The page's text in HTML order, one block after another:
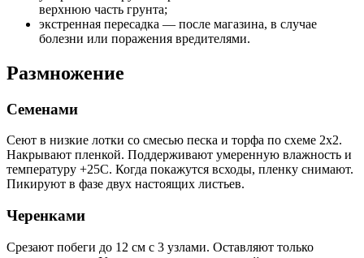
верхнюю часть грунта;
экстренная пересадка — после магазина, в случае
болезни или поражения вредителями.
Размножение
Семенами
Сеют в низкие лотки со смесью песка и торфа по схеме 2х2.
Накрывают пленкой. Поддерживают умеренную влажность и
температуру +25С. Когда покажутся всходы, пленку снимают.
Пикируют в фазе двух настоящих листьев.
Черенками
Срезают побеги до 12 см с 3 узлами. Оставляют только